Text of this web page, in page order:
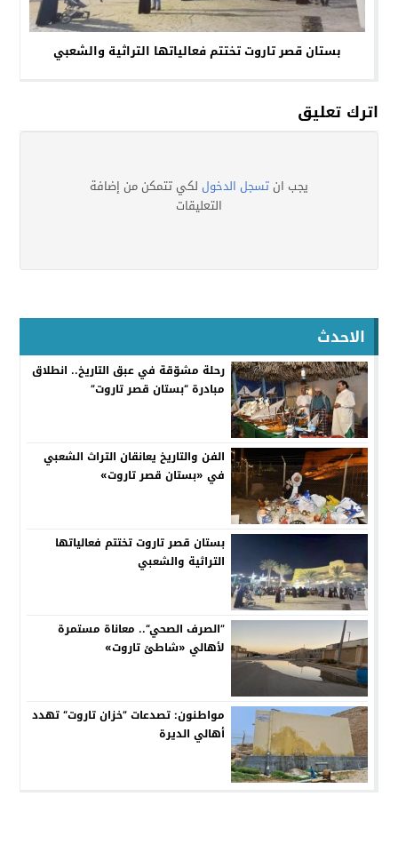
بستان قصر تاروت تختتم فعالياتها التراثية والشعبي
اترك تعليق
يجب ان تسجل الدخول لكي تتمكن من إضافة
التعليقات
الاحدث
رحلة مشوّقة في عبق التاريخ.. انطلاق
مبادرة “بستان قصر تاروت”
الفن والتاريخ يعانقان التراث الشعبي
في «بستان قصر تاروت»
بستان قصر تاروت تختتم فعالياتها
التراثية والشعبي
”الصرف الصحي“.. معاناة مستمرة
لأهالي «شاطئ تاروت»
مواطنون: تصدعات ”خزان تاروت“ تهدد
أهالي الديرة